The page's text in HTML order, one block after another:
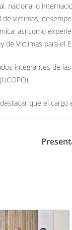
nacional o
víctimas;
así como
de Víctimas para el
integrantes de
que el